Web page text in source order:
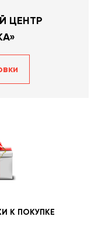
ЦЕНТР
К ПОКУПКЕ